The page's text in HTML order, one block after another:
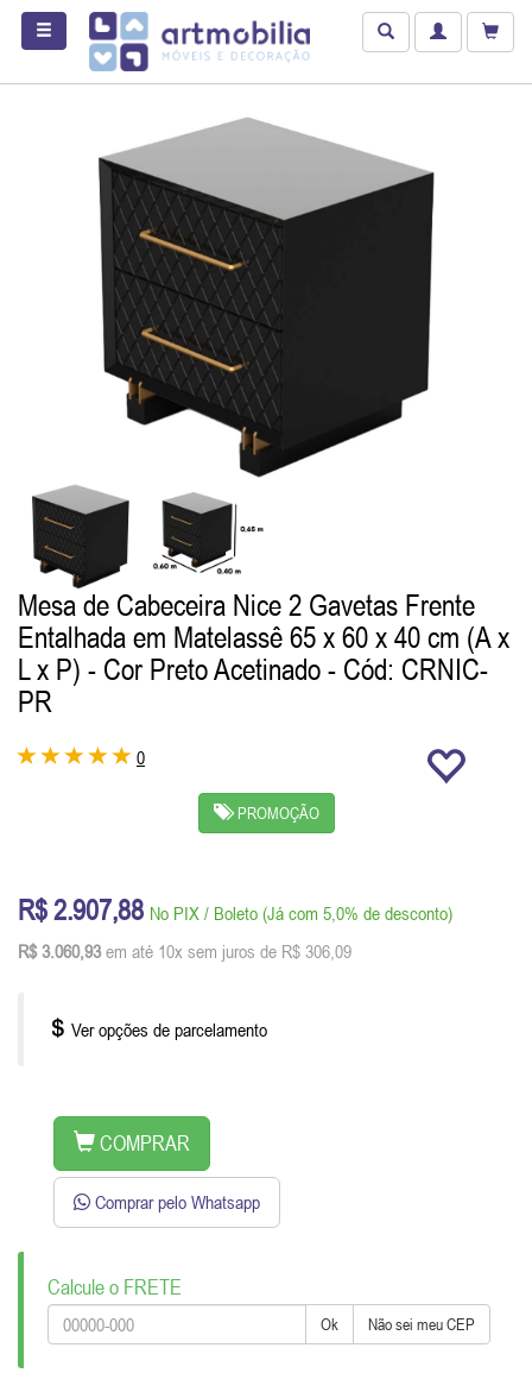
Mesa de Cabeceira Nice 2 Gavetas Frente
Entalhada em Matelassê 65 x 60 x 40 cm (A x
L x P) - Cor Preto Acetinado - Cód: CRNIC-
PR
0
PROMOÇÃO
R$ 2.907,88 No PIX / Boleto (Já com 5,0% de desconto)
R$ 3.060,93 em até 10x sem juros de R$ 306,09
Ver opções de parcelamento
COMPRAR
Comprar pelo Whatsapp
Calcule o FRETE
Ok Não sei meu CEP